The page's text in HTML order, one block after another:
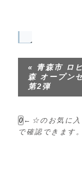
イ
ベ
ン
ト
ゲ
«
青森市 ロ
森 オープン
第2弾
0 ←☆のお気に入
で確認できます。